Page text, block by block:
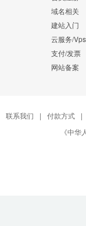
域名相关
建站入门
云服务/Vps
支付/发票
网站备案
联系我们 | 付款方式
|
《中